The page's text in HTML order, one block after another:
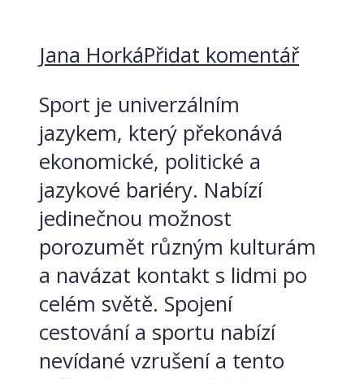
Jana HorkáPřidat komentář
Sport je univerzálním
jazykem, který překonává
ekonomické, politické a
jazykové bariéry. Nabízí
jedinečnou možnost
porozumět různým kulturám
a navázat kontakt s lidmi po
celém světě. Spojení
cestování a sportu nabízí
nevídané vzrušení a tento